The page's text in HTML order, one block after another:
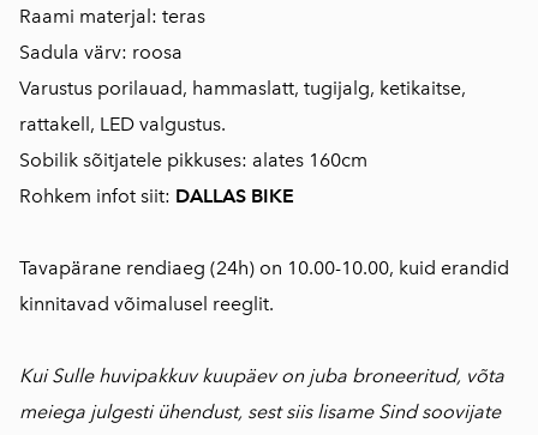
Raami materjal: teras
Sadula värv: roosa
Varustus porilauad, hammaslatt, tugijalg, ketikaitse,
rattakell, LED valgustus.
Sobilik sõitjatele pikkuses: alates 160cm
Rohkem infot siit: DALLAS BIKE
Tavapärane rendiaeg (24h) on 10.00-10.00, kuid erandid
kinnitavad võimalusel reeglit.
Kui Sulle huvipakkuv kuupäev on juba broneeritud, võta
meiega julgesti ühendust, sest siis lisame Sind soovijate